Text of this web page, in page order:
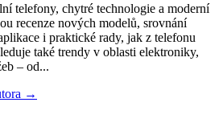
telefony, chytré technologie a moderní
recenze nových modelů, srovnání
i praktické rady, jak z telefonu
také trendy v oblasti elektroniky,
– od...
→